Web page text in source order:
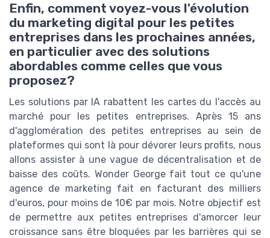
Enfin, comment voyez-vous l'évolution
du marketing digital pour les petites
entreprises dans les prochaines années,
en particulier avec des solutions
abordables comme celles que vous
proposez?
Les solutions par IA rabattent les cartes du l'accès au
marché pour les petites entreprises. Après 15 ans
d'agglomération des petites entreprises au sein de
plateformes qui sont là pour dévorer leurs profits, nous
allons assister à une vague de décentralisation et de
baisse des coûts. Wonder George fait tout ce qu'une
agence de marketing fait en facturant des milliers
d'euros, pour moins de 10€ par mois. Notre objectif est
de permettre aux petites entreprises d'amorcer leur
croissance sans être bloquées par les barrières qui se